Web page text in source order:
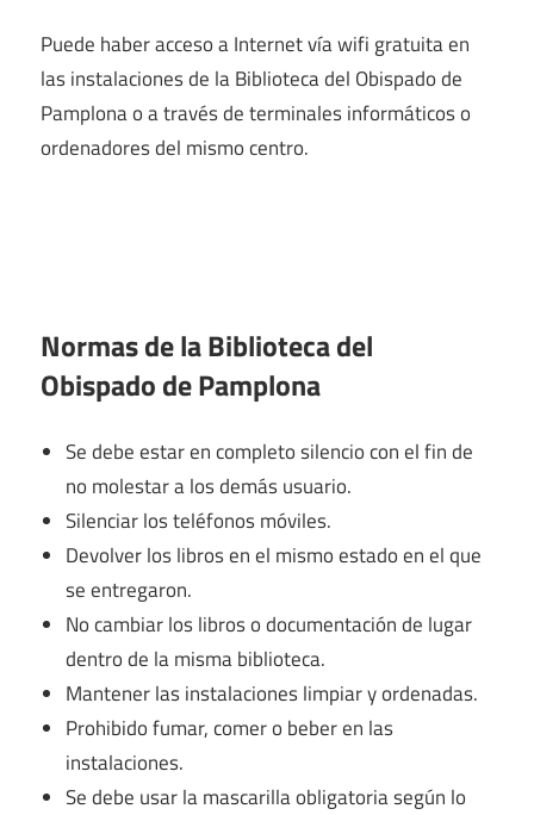
Puede haber acceso a Internet vía wifi gratuita en
las instalaciones de la Biblioteca del Obispado de
Pamplona o a través de terminales informáticos o
ordenadores del mismo centro.
Normas de la Biblioteca del
Obispado de Pamplona
Se debe estar en completo silencio con el fin de
no molestar a los demás usuario.
Silenciar los teléfonos móviles.
Devolver los libros en el mismo estado en el que
se entregaron.
No cambiar los libros o documentación de lugar
dentro de la misma biblioteca.
Mantener las instalaciones limpiar y ordenadas.
Prohibido fumar, comer o beber en las
instalaciones.
Se debe usar la mascarilla obligatoria según lo